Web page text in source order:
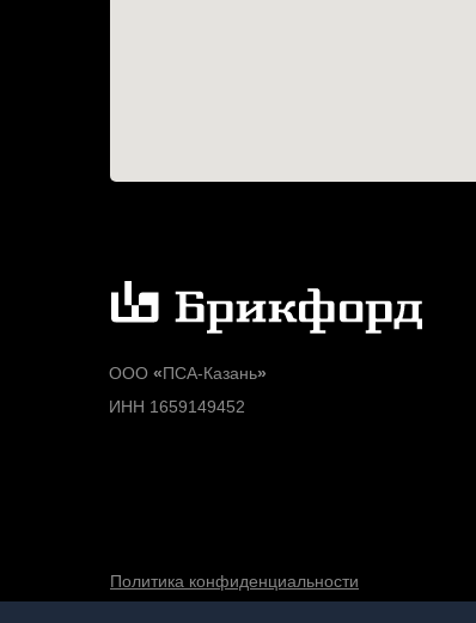
ИНН 1659149452
Согласие на обработку персональных данных
Политика конфиденциальности
ООО «ПСА-Казань»